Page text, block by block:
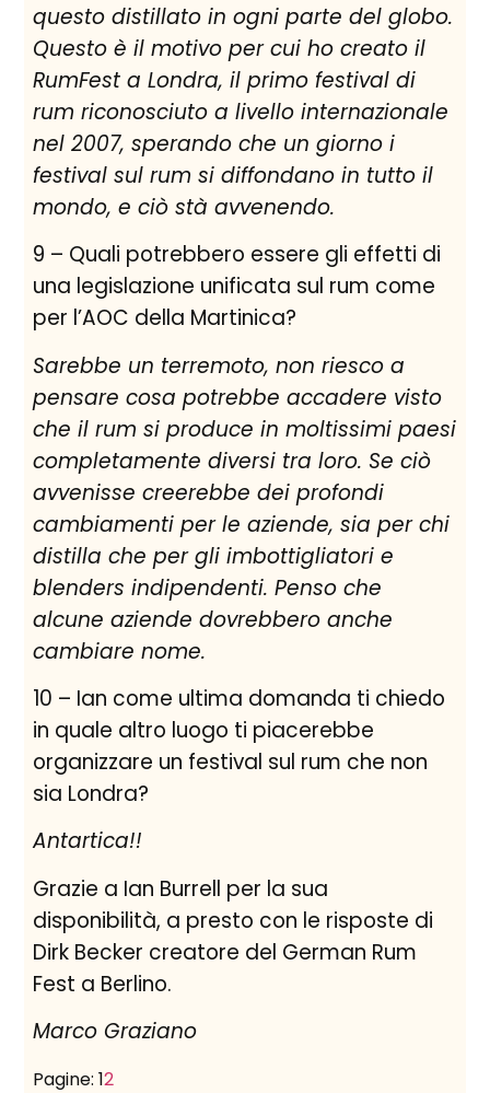
questo distillato in ogni parte del globo.
Questo è il motivo per cui ho creato il
RumFest a Londra,il primo festival di
rum riconosciuto a livello internazionale
nel 2007,sperandoche un giorno i
festival sulrum si diffondano in tutto il
mondo, e ciò stà avvenendo.
9 – Quali potrebbero essere gli effetti di
una legislazione unificata sul rum come
per l’AOC della Martinica?
Sarebbe un terremoto, non riesco a
pensare cosa potrebbe accadere visto
che il rum si produce in moltissimi paesi
completamente diversi tra loro. Se ciò
avvenisse creerebbe dei profondi
cambiamenti per le aziende, sia per chi
distilla che per gli imbottigliatori e
blenders indipendenti. Penso che
alcune aziende dovrebbero anche
cambiare nome.
10 – Ian come ultima domanda ti chiedo
in quale altro luogo ti piacerebbe
organizzare un festival sul rum che non
sia Londra?
Antartica!!
Grazie a Ian Burrell per la sua
disponibilità, a presto con le risposte di
Dirk Becker creatore del German Rum
Fest a Berlino.
Marco Graziano
Pagine: 12